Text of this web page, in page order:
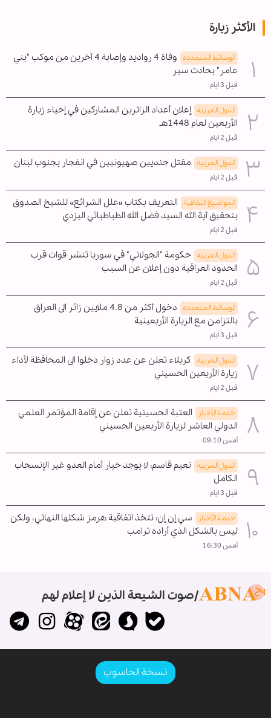
الأكثر زيارة
الوسائط المتعدده
وفاة 4 رواديد وإصابة 4 آخرين من موكب "بني
عامر" بحادث سير
قبل 3 ايام
الدول العربیه إعلان أعداد الزائرين المشاركين في إحياء زيارة
الأربعين لعام 1448هـ
قبل 2 ايام
الدول العربیه مقتل جنديين صهيونيين في انفجار بجنوب لبنان
قبل 2 ايام
المواضیع الثقافية التعريف بكتاب «علل الشرائع» للشيخ الصدوق
بتحقيق آية الله السيد فضل الله الطباطبائي اليزدي
قبل 2 ايام
الدول العربیه حكومة "الجولاني" في سوريا تنشر قوات قرب
الحدود العراقية دون إعلان عن السبب
قبل 2 ايام
الوسائط المتعدده
دخول أكثر من 4.8 ملايين زائر الى العراق
بالتزامن مع الزيارة الأربعينية
قبل 3 ايام
الدول العربیه كربلاء تعلن عن عدد زوار دخلوا الى المحافظة لأداء
زيارة الأربعين الحسيني
قبل 2 ايام
خدمة الأخبار
العتبة الحسينية تعلن عن إقامة المؤتمر العلمي
الدولي العاشر لزيارة الأربعين الحسيني
أمس 09:10
الدول العربیه نعيم قاسم: لا يوجد خيار أمام العدو غير الإنسحاب
الکامل
قبل 3 ايام
خدمة الأخبار
سي إن إن: تتخذ اتفاقية هرمز شكلها النهائي، ولكن
ليس بالشكل الذي أراده ترامب
أمس 16:30
صوت الشيعة الذين لا إعلام لهم
نسخة الحاسوب